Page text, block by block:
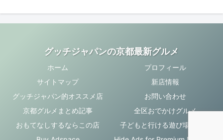
グッチジャパンの京都最新グルメ
ホーム
プロフィール
サイトマップ
新店情報
グッチジャパン的オススメ店
お問い合わせ
京都グルメまとめ記事
全区おでかけグルメ
おもてなしするならこの店
子どもと行ける遊び場・お店